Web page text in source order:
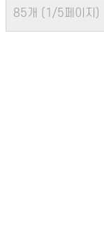
85개 (1/5페이지)